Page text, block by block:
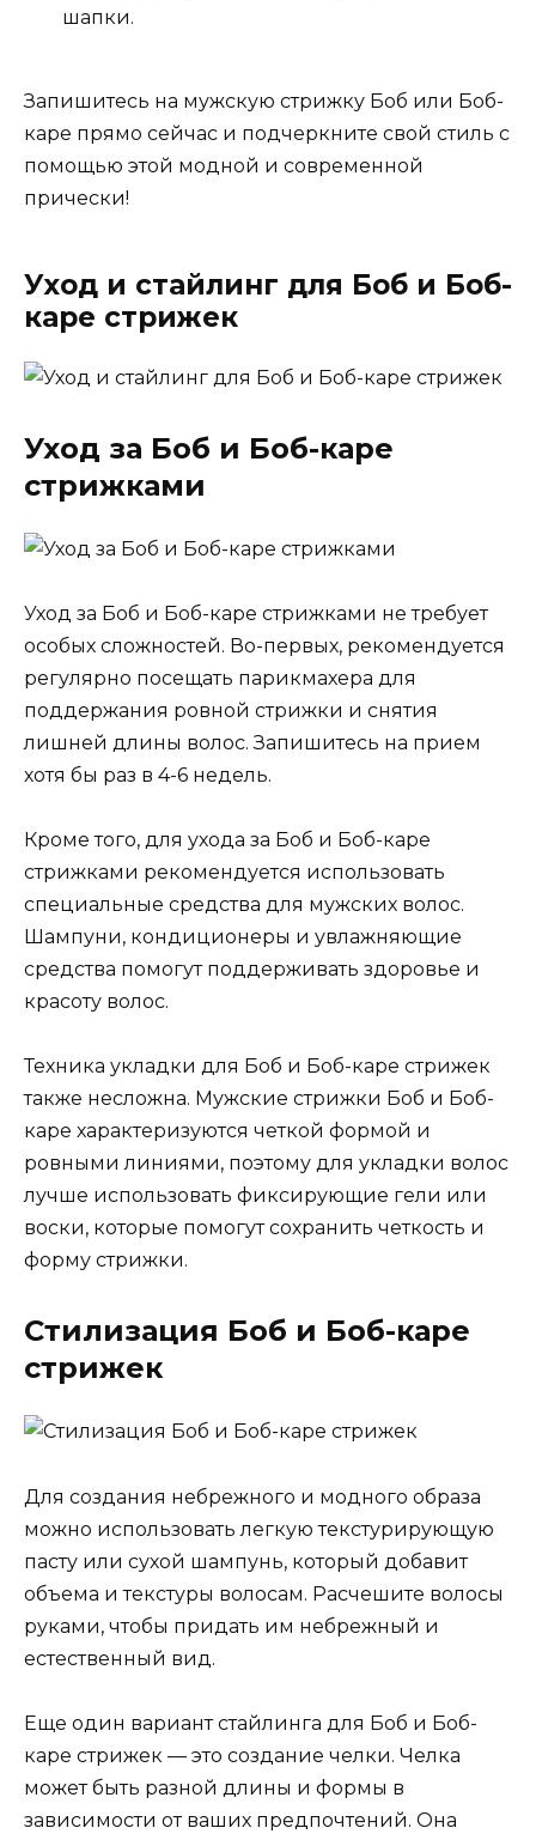
шапки.
Запишитесь на мужскую стрижку Боб или Боб-
каре прямо сейчас и подчеркните свой стиль с
помощью этой модной и современной
прически!
Уход и стайлинг для Боб и Боб-
каре стрижек
Уход за Боб и Боб-каре
стрижками
Уход за Боб и Боб-каре стрижками не требует
особых сложностей. Во-первых, рекомендуется
регулярно посещать парикмахера для
поддержания ровной стрижки и снятия
лишней длины волос. Запишитесь на прием
хотя бы раз в 4-6 недель.
Кроме того, для ухода за Боб и Боб-каре
стрижками рекомендуется использовать
специальные средства для мужских волос.
Шампуни, кондиционеры и увлажняющие
средства помогут поддерживать здоровье и
красоту волос.
Техника укладки для Боб и Боб-каре стрижек
также несложна. Мужские стрижки Боб и Боб-
каре характеризуются четкой формой и
ровными линиями, поэтому для укладки волос
лучше использовать фиксирующие гели или
воски, которые помогут сохранить четкость и
форму стрижки.
Стилизация Боб и Боб-каре
стрижек
Для создания небрежного и модного образа
можно использовать легкую текстурирующую
пасту или сухой шампунь, который добавит
объема и текстуры волосам. Расчешите волосы
руками, чтобы придать им небрежный и
естественный вид.
Еще один вариант стайлинга для Боб и Боб-
каре стрижек — это создание челки. Челка
может быть разной длины и формы в
зависимости от ваших предпочтений. Она